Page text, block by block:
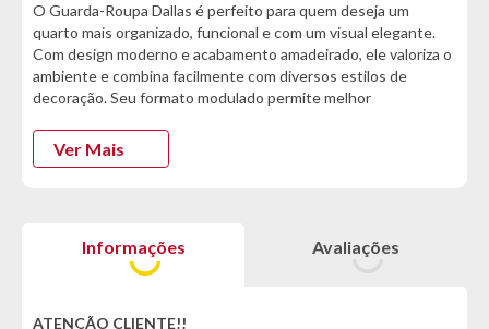
O Guarda-Roupa Dallas é perfeito para quem deseja um
quarto mais organizado, funcional e com um visual elegante.
Com design moderno e acabamento amadeirado, ele valoriza o
ambiente e combina facilmente com diversos estilos de
decoração. Seu formato modulado permite melhor
roupas, acessórios e objetos do dia a dia. Fabricado com
material resistente, oferece mais durabilidade e segurança
modelo possui portas com fechamento suave, evitando
impactos e garantindo mais conforto durante o uso. Os
sofisticado, deixando o quarto mais bonito, aconchegante e
Ver Mais
Informações Avaliações
ATENÇÃO CLIENTE!!